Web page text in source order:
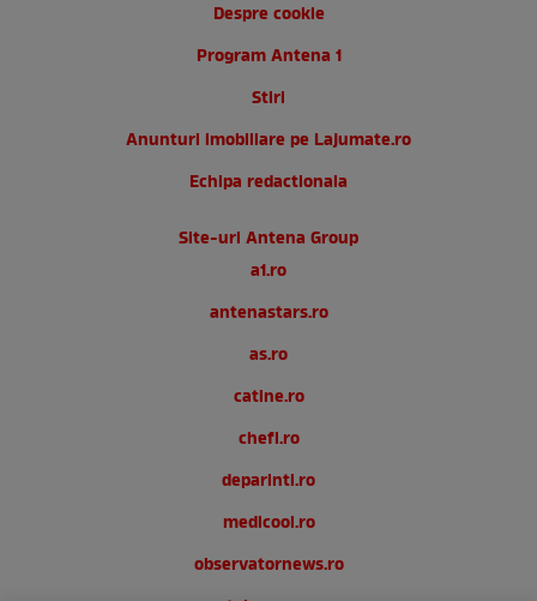
Despre cookie
Program Antena 1
Stiri
Anunturi imobiliare pe Lajumate.ro
Echipa redactionala
Site-uri Antena Group
a1.ro
antenastars.ro
as.ro
catine.ro
chefi.ro
deparinti.ro
medicool.ro
observatornews.ro